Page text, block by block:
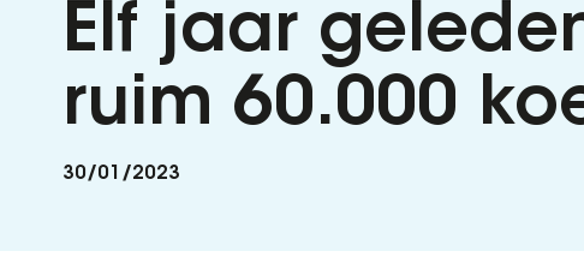
Elf jaar
ruim 60.000
30/01/2023